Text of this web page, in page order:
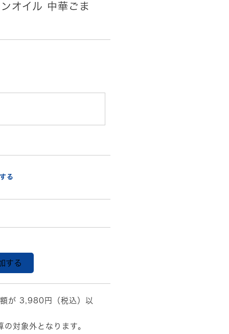
オイル 中華ごま
る
する
が 3,980円（税込）以
対象外となります。